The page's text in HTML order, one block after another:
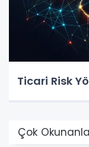
Ticari Risk
Çok